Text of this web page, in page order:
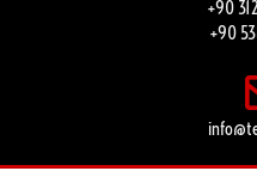
+90
+90